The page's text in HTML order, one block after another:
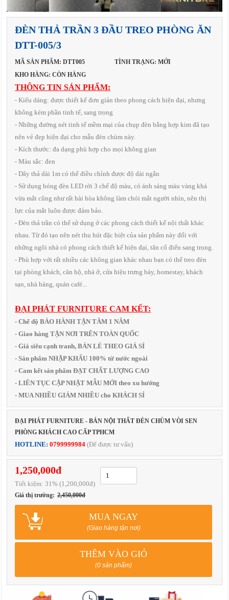
ĐÈN THẢ TRẦN 3 ĐẦU TREO PHÒNG ĂN
DTT-005/3
MÃ SẢN PHẨM: DTT005
TÌNH TRẠNG: MỚI
KHO HÀNG: CÒN HÀNG
THÔNG TIN SẢN PHẨM:
- Kiểu dáng: được thiết kế đơn giản theo phong cách hiện đại, nhưng
không kém phần tinh tế, sang trọng
- Những đường nét tinh tế mềm mại của chụp đèn bằng hợp kim đã tạo
nên vẻ đẹp hiện đại cho mẫu đèn chùm này.
- Kích thước: đa dạng phù hợp cho mọi không gian
- Màu sắc: đen
- Dây thả dài 1m có thể điều chỉnh được độ dài ngắn
- Sử dụng bóng đèn LED rời 3 chế độ màu, có ánh sáng màu vàng khá
vừa mắt cũng như rất hài hòa không làm chói mắt người nhìn, nên thị
lực của mắt luôn được đảm bảo.
- Đèn thả trần có thể sử dụng ở các phong cách thiết kế nội thất khác
nhau. Từ đó tạo nên nét thu hút đặc biệt của sản phẩm này đối với
những ngôi nhà có phong cách thiết kế hiện đại, tân cổ điển sang trọng.
- Phù hợp với rất nhiều các không gian khác nhau bạn có thể treo đèn
tại phòng khách, căn hộ, nhà ở, cửa hiệu trưng bày, homestay, khách
sạn, nhà hàng, quán café...
ĐẠI PHÁT FURNITURE CAM KẾT:
- Chế độ BẢO HÀNH TẬN TÂM 1 NĂM
- Giao hàng TẬN NƠI TRÊN TOÀN QUỐC
- Giá siêu cạnh tranh, BÁN LẺ THEO GIÁ SỈ
- Sản phẩm NHẬP KHẨU 100% từ nước ngoài
- Cam kết sản phẩm ĐẠT CHẤT LƯỢNG CAO
- LIÊN TỤC CẬP NHẬT MẪU MỚI theo xu hướng
- MUA NHIỀU GIẢM NHIỀU cho KHÁCH SỈ
ĐẠI PHÁT FURNITURE - BÁN NỘI THẤT ĐÈN CHÙM VÒI SEN
PHÒNG KHÁCH CAO CẤP TPHCM
HOTLINE:0799999984 (Để được tư vấn)
1,250,000đ
Tiết kiệm:31% (1,200,000đ)
Giá thị trường: 2,450,000đ
MUA NGAY
(Giao hàng tận nơi)
THÊM VÀO GIỎ
(0 sản phẩm)